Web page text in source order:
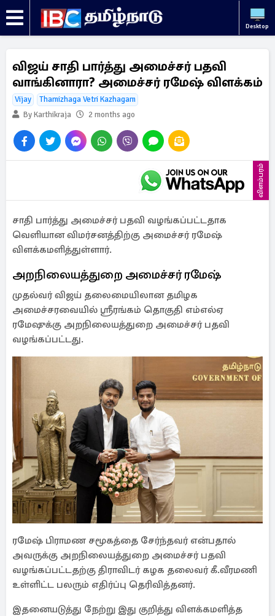
Desktop
விஜய் சாதி பார்த்து அமைச்சர் பதவி
வாங்கினாரா? அமைச்சர் ரமேஷ் விளக்கம்
Vijay
Thamizhaga Vetri Kazhagam
By Karthikraja
2 months ago
விளம்பரம்
சாதி பார்த்து அமைச்சர் பதவி வழங்கப்பட்டதாக
வெளியான விமர்சனத்திற்கு அமைச்சர் ரமேஷ்
விளக்கமளித்துள்ளார்.
அறநிலையத்துறை அமைச்சர் ரமேஷ்
முதல்வர் விஜய் தலைமையிலான தமிழக
அமைச்சரவையில் ஸ்ரீரங்கம் தொகுதி எம்எல்ஏ
ரமேஷுக்கு அறநிலையத்துறை அமைச்சர் பதவி
வழங்கப்பட்டது.
ரமேஷ் பிராமண சமூகத்தை சேர்ந்தவர் என்பதால்
அவருக்கு அறநிலையத்துறை அமைச்சர் பதவி
வழங்கப்பட்டதற்கு திராவிடர் கழக தலைவர் கீ.வீரமணி
உள்ளிட்ட பலரும் எதிர்ப்பு தெரிவித்தனர்.
இதனையடுத்து நேற்று இது குறித்து விளக்கமளித்த